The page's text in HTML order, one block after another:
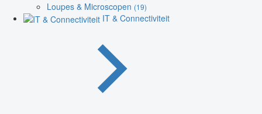
Loupes & Microscopen (19)
IT & Connectiviteit